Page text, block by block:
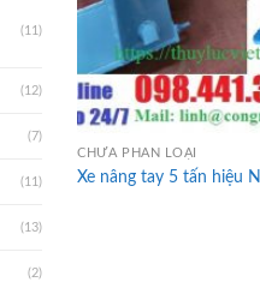
(11)
(12)
(7)
(11)
(13)
(2)
CHƯA PHÂN LOẠI
Xe nâng tay 5 tấn hiệu